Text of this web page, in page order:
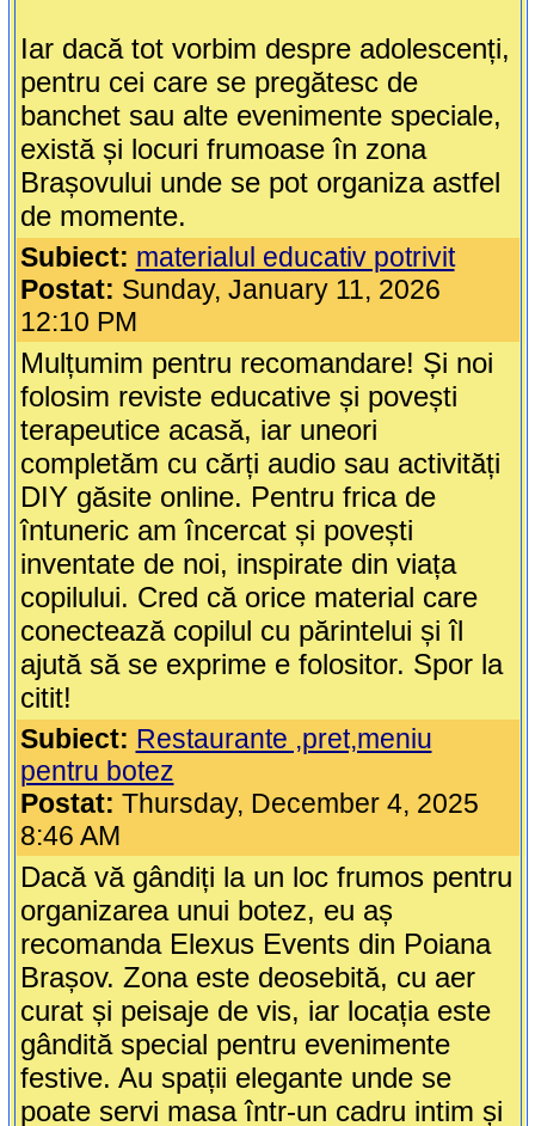
Iar dacă tot vorbim despre adolescenți,
pentru cei care se pregătesc de
banchet sau alte evenimente speciale,
există și locuri frumoase în zona
Brașovului unde se pot organiza astfel
de momente.
Subiect: materialul educativ potrivit
Postat: Sunday, January 11, 2026
12:10 PM
Mulțumim pentru recomandare! Și noi
folosim reviste educative și povești
terapeutice acasă, iar uneori
completăm cu cărți audio sau activități
DIY găsite online. Pentru frica de
întuneric am încercat și povești
inventate de noi, inspirate din viața
copilului. Cred că orice material care
conectează copilul cu părintelui și îl
ajută să se exprime e folositor. Spor la
citit!
Subiect: Restaurante ,pret,meniu
pentru botez
Postat: Thursday, December 4, 2025
8:46 AM
Dacă vă gândiți la un loc frumos pentru
organizarea unui botez, eu aș
recomanda Elexus Events din Poiana
Brașov. Zona este deosebită, cu aer
curat și peisaje de vis, iar locația este
gândită special pentru evenimente
festive. Au spații elegante unde se
poate servi masa într-un cadru intim și